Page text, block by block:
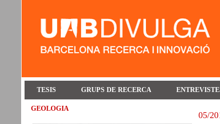
TESIS GRUPS DE RECERCA
GEOLOGIA
05/